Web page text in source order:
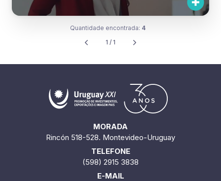
Quantidade encontrada: 4
1 / 1
MORADA
Rincón 518-528. Montevideo-Uruguay
TELEFONE
(598) 2915 3838
E-MAIL